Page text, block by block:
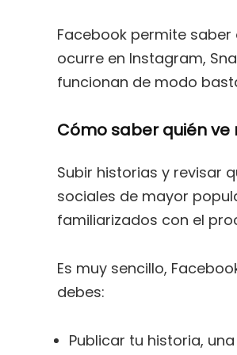
Facebook permite
ocurre en Instagram,
funcionan de modo
Cómo saber quién
Subir historias y revisar
sociales de mayor
familiarizados con el
Es muy sencillo,
debes:
Publicar tu historia,